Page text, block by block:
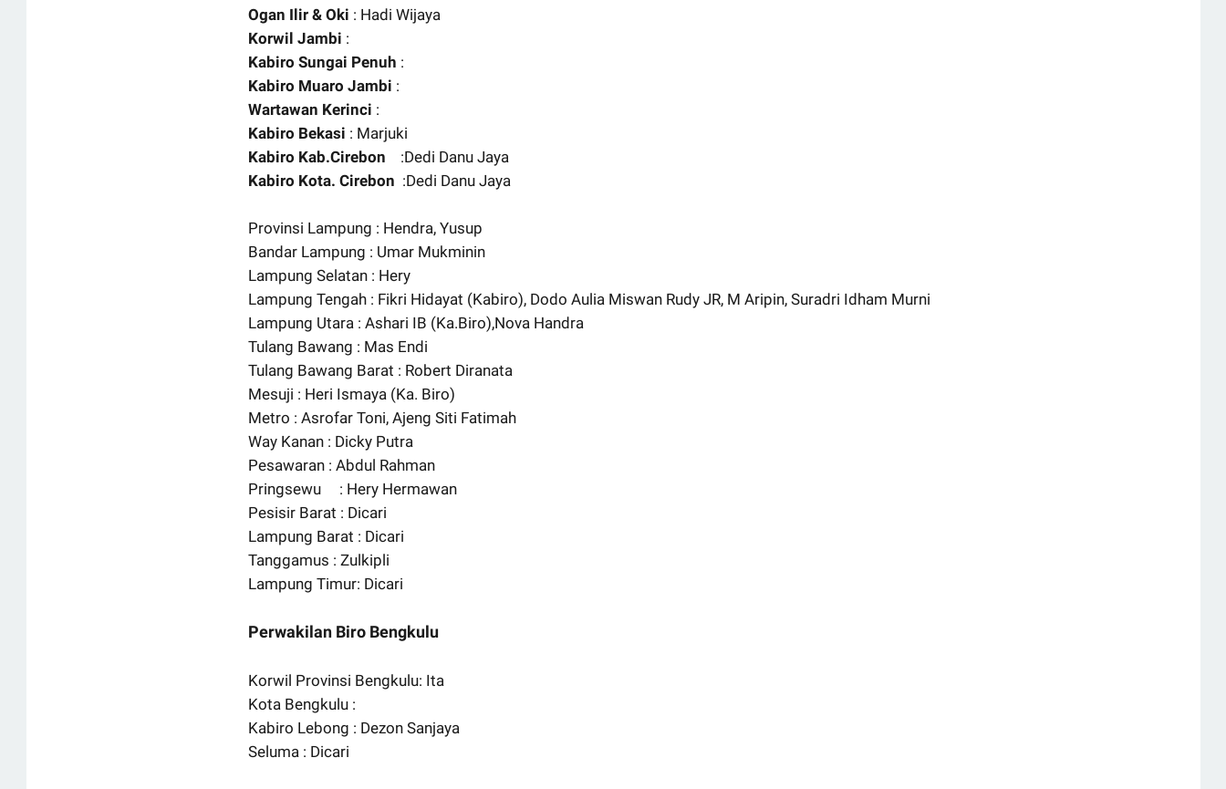
Ogan Ilir & Oki : Hadi Wijaya
Korwil Jambi :
Kabiro Sungai Penuh :
Kabiro Muaro Jambi :
Wartawan Kerinci :
Kabiro Bekasi : Marjuki
Kabiro Kab.Cirebon
:Dedi Danu Jaya
Kabiro Kota. Cirebon :Dedi Danu Jaya
Provinsi Lampung : Hendra, Yusup
Bandar Lampung : Umar Mukminin
Lampung Selatan : Hery
Lampung Tengah : Fikri Hidayat (Kabiro), Dodo Aulia Miswan Rudy JR, M Aripin, Suradri Idham Murni
Lampung Utara : Ashari IB (Ka.Biro),Nova Handra
Tulang Bawang : Mas Endi
Tulang Bawang Barat : Robert Diranata
Mesuji : Heri Ismaya (Ka. Biro)
Metro : Asrofar Toni, Ajeng Siti Fatimah
Way Kanan : Dicky Putra
Pesawaran : Abdul Rahman
Pringsewu
: Hery Hermawan
Pesisir Barat : Dicari
Lampung Barat : Dicari
Tanggamus : Zulkipli
Lampung Timur: Dicari
Perwakilan Biro Bengkulu
Korwil Provinsi Bengkulu: Ita
Kota Bengkulu :
Kabiro Lebong : Dezon Sanjaya
Seluma : Dicari